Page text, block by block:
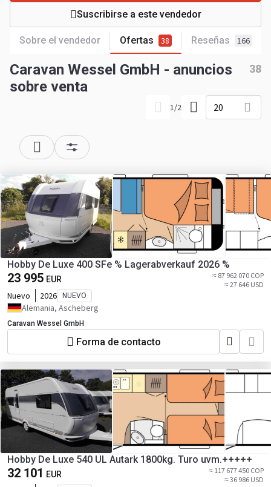
Sobre el vendedor Ofertas 38 Reseñas 166
Suscribirse a este vendedor
Caravan Wessel GmbH - anuncios
sobre venta
38
1/2 20
Hobby De Luxe 400 SFe % Lagerabverkauf 2026 %
23 995 EUR
≈ 87 962 070 COP
≈ 27 646 USD
Nuevo 2026 NUEVO
Alemania, Ascheberg
Caravan Wessel GmbH
Forma de contacto
Hobby De Luxe 540 UL Autark 1800kg. Turo uvm.+++++
32 101 EUR
≈ 117 677 450 COP
≈ 36 986 USD